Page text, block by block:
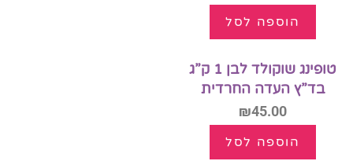
הוספה לסל
טופינג שוקולד לבן 1 ק”ג
בד”ץ העדה החרדית
₪45.00
הוספה לסל